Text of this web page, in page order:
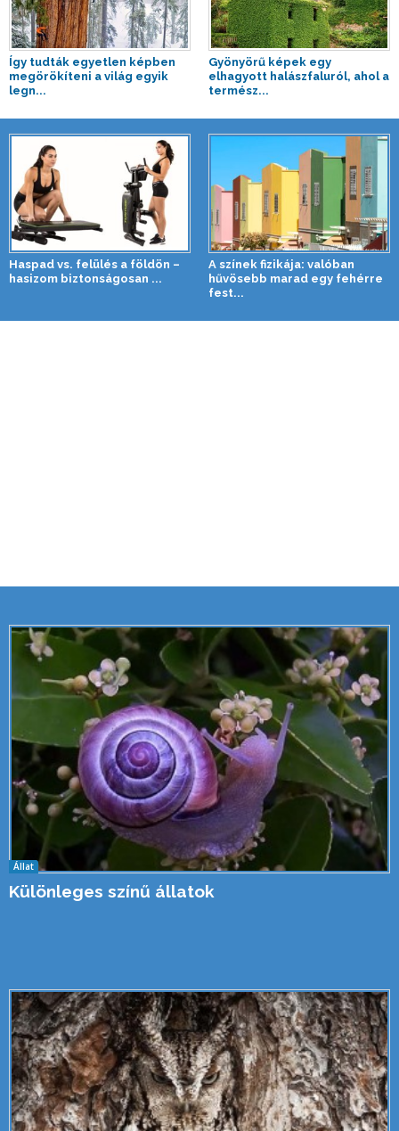
Így tudták egyetlen képben
megörökíteni a világ egyik
legn...
Gyönyörű képek egy
elhagyott halászfaluról, ahol a
termész...
Haspad vs. felülés a földön –
hasizom biztonságosan ...
A színek fizikája: valóban
hűvösebb marad egy fehérre
fest...
Állat
Különleges színű állatok